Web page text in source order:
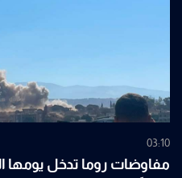
03:10
مفاوضات روما تدخل يومها